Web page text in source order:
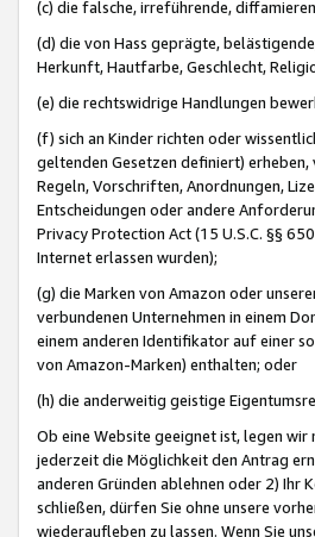
(c) die falsche, irreführende,
(d) die von Hass geprägte,
Herkunft, Hautfarbe, Geschlecht,
(e) die rechtswidrige Handlungen
(f) sich an Kinder richten oder
geltenden Gesetzen definiert)
Regeln, Vorschriften, Anordnungen,
Entscheidungen oder andere
Privacy Protection Act (15 U.S.C. §§
Internet erlassen wurden);
(g) die Marken von Amazon oder
verbundenen Unternehmen in einem
einem anderen Identifikator auf einer
von Amazon-Marken) enthalten; oder
(h) die anderweitig geistige
Ob eine Website geeignet ist, legen wir
jederzeit die Möglichkeit den Antrag
anderen Gründen ablehnen oder 2) Ihr
schließen, dürfen Sie ohne unsere
wiederaufleben zu lassen. Wenn Sie